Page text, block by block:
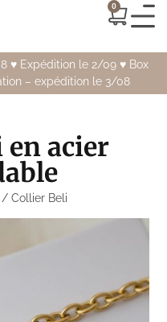
0
♥️ Expédition le 2/09 ♥️ Box
– expédition le 3/08
en acier
/ Collier Beli